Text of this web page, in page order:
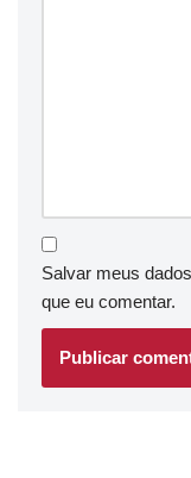
Salvar meus
que eu comentar.